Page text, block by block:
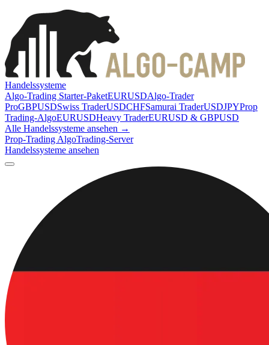
Handelssysteme
Algo-Trading Starter-PaketEURUSDAlgo-Trader
ProGBPUSDSwiss TraderUSDCHFSamurai TraderUSDJPYProp
Trading-AlgoEURUSDHeavy TraderEURUSD & GBPUSD
Alle Handelssysteme ansehen →
Prop-Trading AlgoTrading-Server
Handelssysteme ansehen